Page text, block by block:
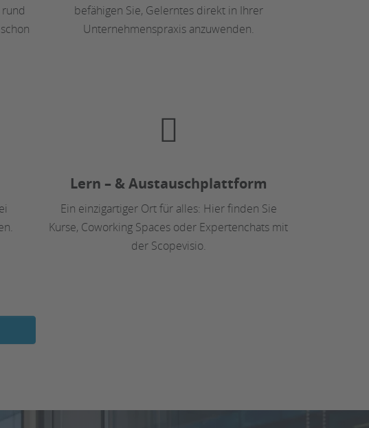
befähigen Sie, Gelerntes direkt in Ihrer
Unternehmenspraxis anzuwenden.
Lern – & Austauschplattform
Ein einzigartiger Ort für alles: Hier finden Sie
Kurse, Coworking Spaces oder Expertenchats mit
der Scopevisio.